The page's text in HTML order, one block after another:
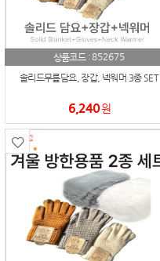
상품코드 :852675
솔리드무릎담요, 장갑, 넥워머 3종 SET
6,240원